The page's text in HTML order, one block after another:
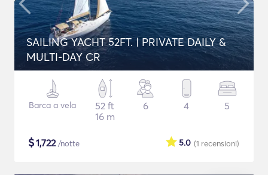
SAILING YACHT 52FT. | PRIVATE DAILY &
MULTI-DAY CR
Barca a vela
52 ft
16 m
6 4 5
$1,722/notte (1 recensioni)
5.0